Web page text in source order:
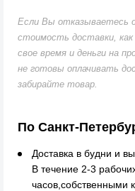
Если Вы отказываетесь
стоимость доставки,
свое время и деньги на
не готовы оплачивать
забирайте товар.
По Санкт-
Доставка в будни и
В течение 2-3
часов,собственными